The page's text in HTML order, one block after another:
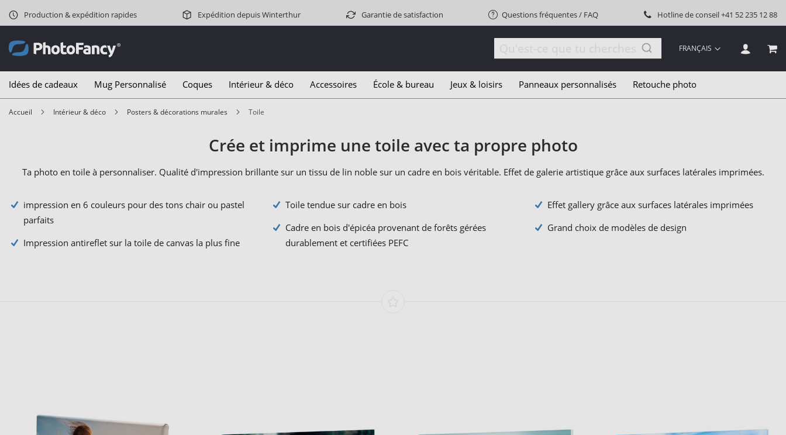
Production & expédition rapides Expédition depuis Winterthur Garantie de satisfaction Questions fréquentes / FAQ Hotline de conseil+41 52 235 12 88
LANGUE
FRANÇAIS
Idées de cadeaux Mug Personnalisé Coques Intérieur & déco Accessoires École & bureau Jeux & loisirs Panneaux personnalisés Retouche photo
Accueil Intérieur & déco Posters & décorations murales Toile
Crée et imprime une toile avec ta propre photo
Ta photo en toile à personnaliser. Qualité d'impression brillante sur un tissu de lin noble sur un cadre en bois véritable. Effet de galerie artistique grâce aux surfaces latérales imprimées.
impression en 6 couleurs pour des tons chair ou pastel
parfaits
Impression antireflet sur la toile de canvas la plus fine
Toile tendue sur cadre en bois
Cadre en bois d'épicéa provenant de forêts gérées
durablement et certifiées PEFC
Effet gallery grâce aux surfaces latérales imprimées
Grand choix de modèles de design